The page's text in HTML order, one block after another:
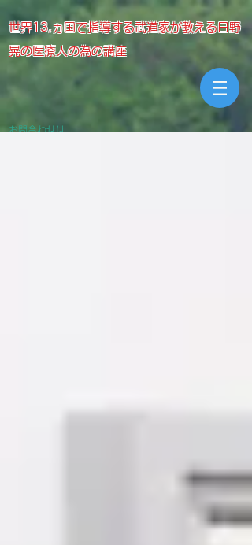
世界13,ヵ国で指導する武道家が教える日野
晃の医療人の為の講座
お問合わせは